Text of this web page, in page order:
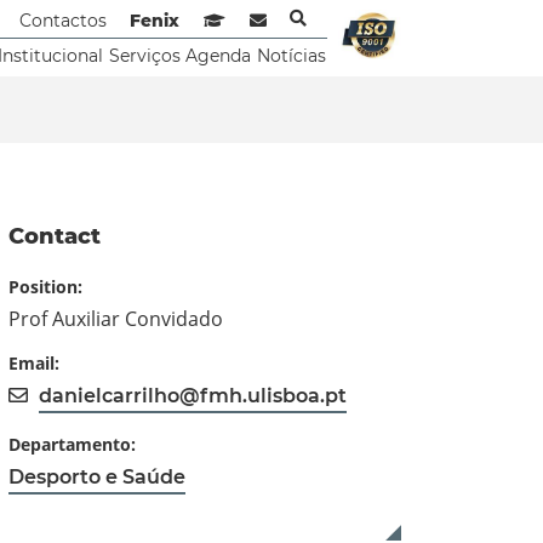
Contactos Fenix
Sistema de Gestão de Aprendizagem
Webmail
Institucional Serviços Agenda Notícias
Contact
Position:
Prof Auxiliar Convidado
Email:
danielcarrilho@fmh.ulisboa.pt
Departamento:
Desporto e Saúde